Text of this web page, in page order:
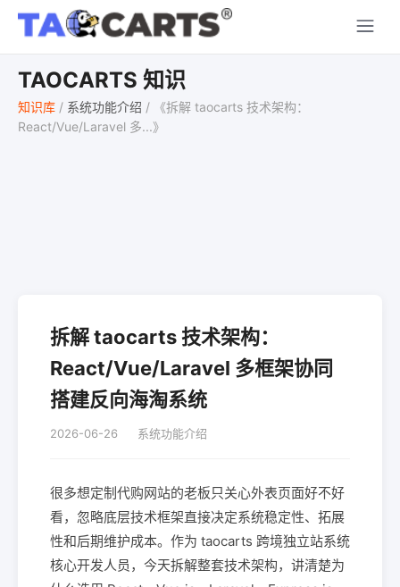
TAOCARTS 知识
知识库 / 系统功能介绍 /
《拆解 taocarts 技术架构：
React/Vue/Laravel 多...》
拆解 taocarts 技术架构：
React/Vue/Laravel 多框架协同
搭建反向海淘系统
2026-06-26 系统功能介绍
很多想定制代购网站的老板只关心外表页面好不好
看，忽略底层技术框架直接决定系统稳定性、拓展
性和后期维护成本。作为 taocarts 跨境独立站系统
核心开发人员，今天拆解整套技术架构，讲清楚为